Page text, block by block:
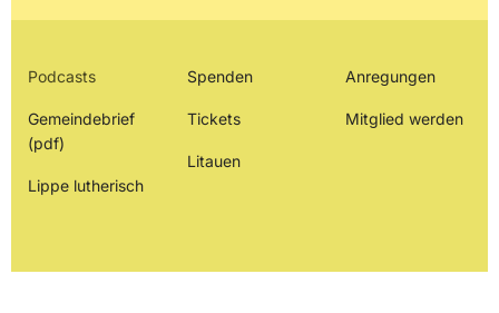
Podcasts
Gemeindebrief
(pdf)
Lippe lutherisch
Spenden
Tickets
Litauen
Anregungen
Mitglied werden